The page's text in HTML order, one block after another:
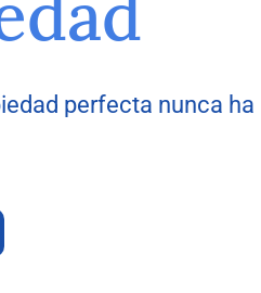
perfecta nunca ha